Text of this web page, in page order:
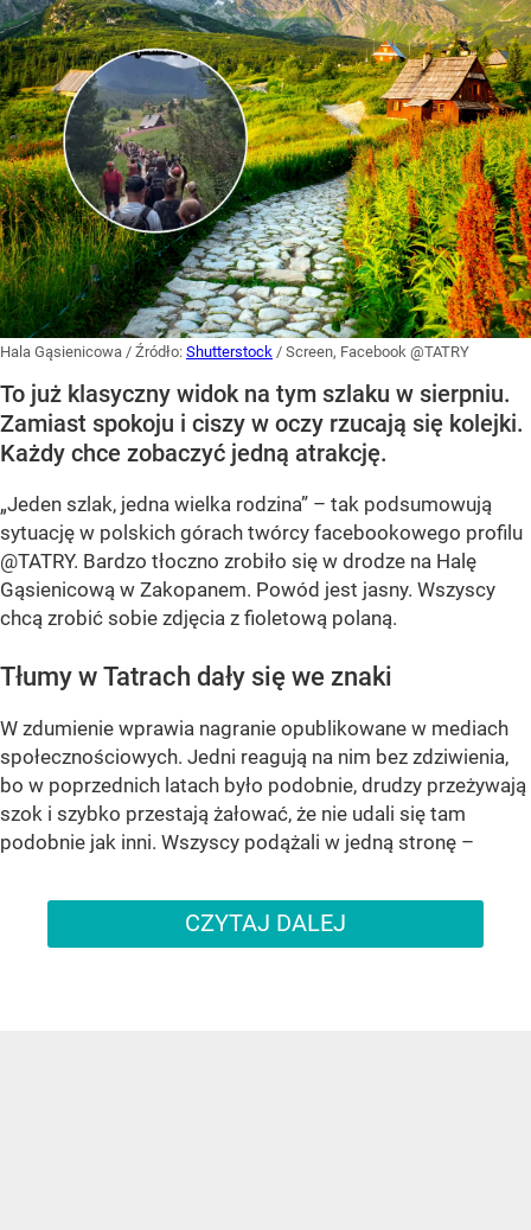
Hala Gąsienicowa / Źródło: Shutterstock / Screen, Facebook @TATRY
To już klasyczny widok na tym szlaku w sierpniu.
Zamiast spokoju i ciszy w oczy rzucają się kolejki.
Każdy chce zobaczyć jedną atrakcję.
„Jeden szlak, jedna wielka rodzina” – tak podsumowują
sytuację w polskich górach twórcy facebookowego profilu
@TATRY. Bardzo tłoczno zrobiło się w drodze na Halę
Gąsienicową w Zakopanem. Powód jest jasny. Wszyscy
chcą zrobić sobie zdjęcia z fioletową polaną.
Tłumy w Tatrach dały się we znaki
W zdumienie wprawia nagranie opublikowane w mediach
społecznościowych. Jedni reagują na nim bez zdziwienia,
bo w poprzednich latach było podobnie, drudzy przeżywają
szok i szybko przestają żałować, że nie udali się tam
podobnie jak inni. Wszyscy podążali w jedną stronę –
CZYTAJ DALEJ